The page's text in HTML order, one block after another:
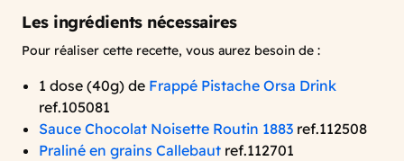
Les ingrédients nécessaires
Pour réaliser cette recette, vous aurez besoin de :
1 dose (40g) de Frappé Pistache Orsa Drink
ref.105081
Sauce Chocolat Noisette Routin 1883 ref.112508
Praliné en grains Callebaut ref.112701